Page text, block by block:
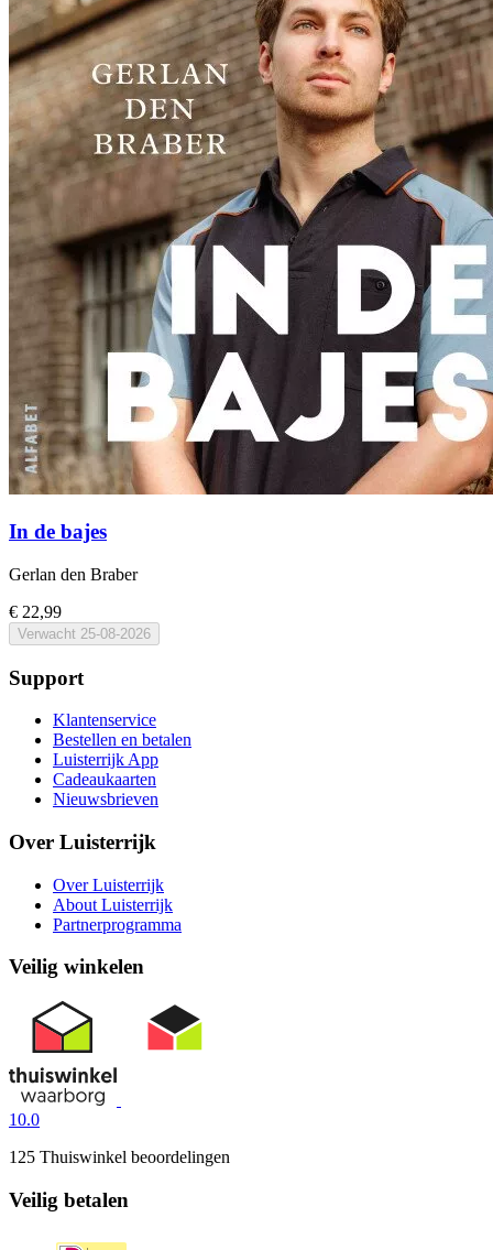
In de bajes
Gerlan den Braber
€ 22,99
Verwacht 25-08-2026
Support
Klantenservice
Bestellen en betalen
Luisterrijk App
Cadeaukaarten
Nieuwsbrieven
Over Luisterrijk
Over Luisterrijk
About Luisterrijk
Partnerprogramma
Veilig winkelen
10.0
125 Thuiswinkel beoordelingen
Veilig betalen